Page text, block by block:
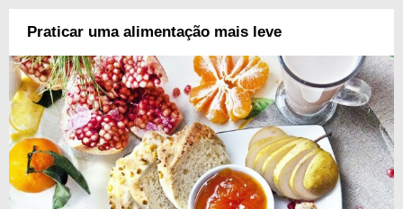
Praticar uma alimentação mais leve